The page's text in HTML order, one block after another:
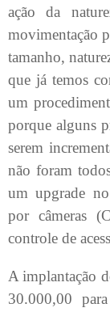
ação da
movimentação
tamanho,
que já temos
um
porque alguns
serem
não foram
um upgrade
por câmeras
controle de
A implantação
30.000,00